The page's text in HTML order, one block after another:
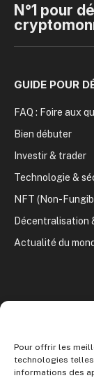
Pour offrir les
technologies
informations des
N°1 pour
GUIDE POUR
FAQ : Foire aux
Bien débuter
Investir & trader
Technologie &
NFT (Non-
Décentralisation
Actualité du